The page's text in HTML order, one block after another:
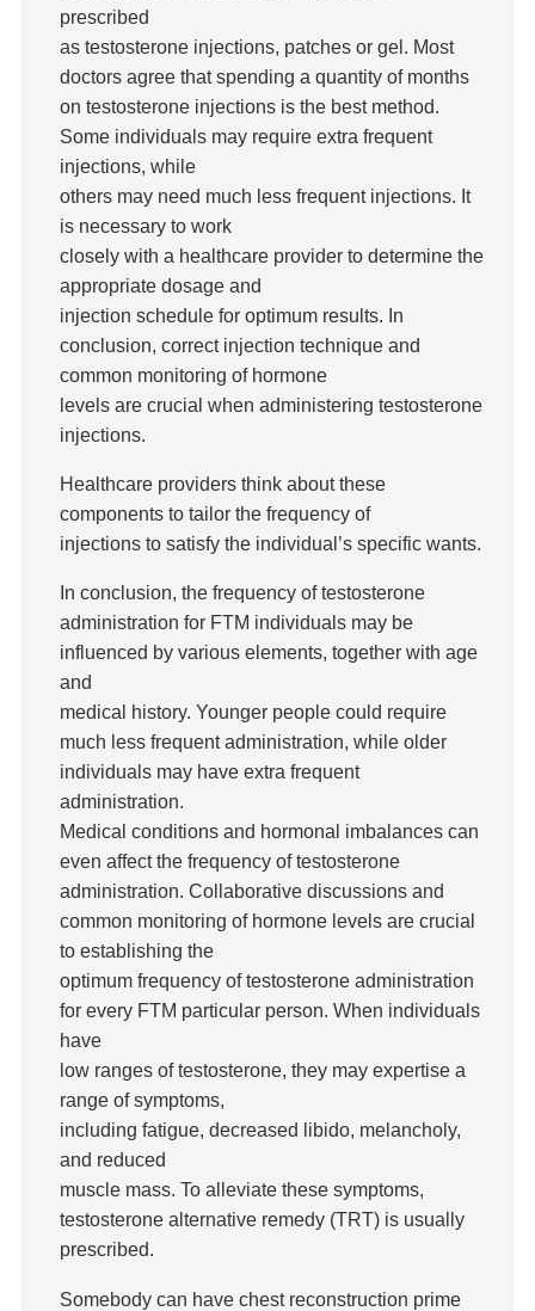
prescribed
as testosterone injections, patches or gel. Most
doctors agree that spending a quantity of months
on testosterone injections is the best method.
Some individuals may require extra frequent
injections, while
others may need much less frequent injections. It
is necessary to work
closely with a healthcare provider to determine the
appropriate dosage and
injection schedule for optimum results. In
conclusion, correct injection technique and
common monitoring of hormone
levels are crucial when administering testosterone
injections.
Healthcare providers think about these
components to tailor the frequency of
injections to satisfy the individual’s specific wants.
In conclusion, the frequency of testosterone
administration for FTM individuals may be
influenced by various elements, together with age
and
medical history. Younger people could require
much less frequent administration, while older
individuals may have extra frequent
administration.
Medical conditions and hormonal imbalances can
even affect the frequency of testosterone
administration. Collaborative discussions and
common monitoring of hormone levels are crucial
to establishing the
optimum frequency of testosterone administration
for every FTM particular person. When individuals
have
low ranges of testosterone, they may expertise a
range of symptoms,
including fatigue, decreased libido, melancholy,
and reduced
muscle mass. To alleviate these symptoms,
testosterone alternative remedy (TRT) is usually
prescribed.
Somebody can have chest reconstruction prime